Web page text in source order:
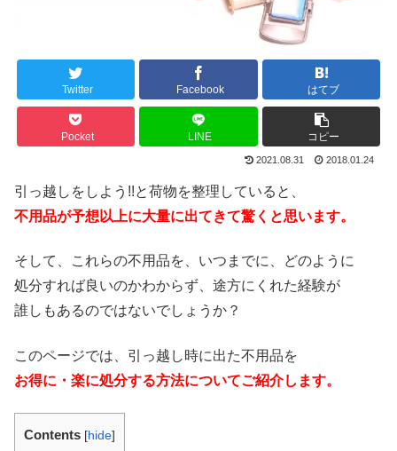
Twitter Facebook はてブ
Pocket LINE コピー
2021.08.31 2018.01.24
引っ越しをしよう!!と荷物を整理していると、
不用品が予想以上に大量に出てきて驚くと思います。
そして、これらの不用品を、いつまでに、どのように
処分すれば良いのかわからず、途方にくれた経験が
誰しもあるのではないでしょうか？
このページでは、引っ越し時に出た不用品を
お得に・楽に処分する方法についてご紹介します。
Contents [hide]